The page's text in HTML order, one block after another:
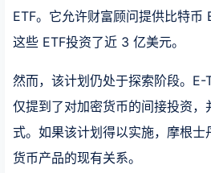
ETF。它允许财富顾问提供比特币
这些 ETF投资了近 3 亿美元。
然而，该计划仍处于探索阶段。
仅提到了对加密货币的间接投资，
式。如果该计划得以实施，摩根士
货币产品的现有关系。